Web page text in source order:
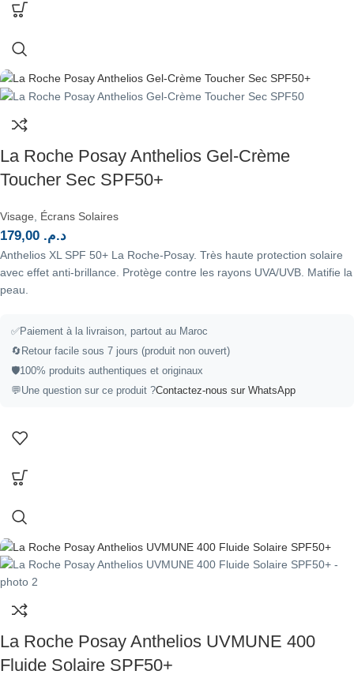
La Roche Posay Anthelios Gel-Crème
Toucher Sec SPF50+
Visage, Écrans Solaires
د.م.
Anthelios XL SPF 50+ La Roche-Posay. Très haute protection solaire
avec effet anti-brillance. Protège contre les rayons UVA/UVB. Matifie la
peau.
✅Paiement à la livraison, partout au Maroc
🔄Retour facile sous 7 jours (produit non ouvert)
🛡️100% produits authentiques et originaux
💬Une question sur ce produit ?Contactez-nous sur WhatsApp
La Roche Posay Anthelios UVMUNE 400
Fluide Solaire SPF50+